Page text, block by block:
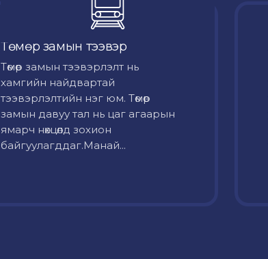
Төмөр замын тээвэр
Төмөр замын тээвэрлэлт нь
хамгийн найдвартай
тээвэрлэлтийн нэг юм. Төмөр
замын давуу тал нь цаг агаарын
ямарч нөхцөлд зохион
байгуулагддаг.Манай...